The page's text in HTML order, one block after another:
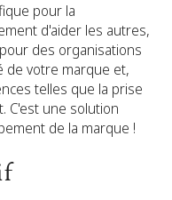
pour la
d'aider les autres,
des organisations
de votre marque et,
telles que la prise
C'est une solution
de la marque !